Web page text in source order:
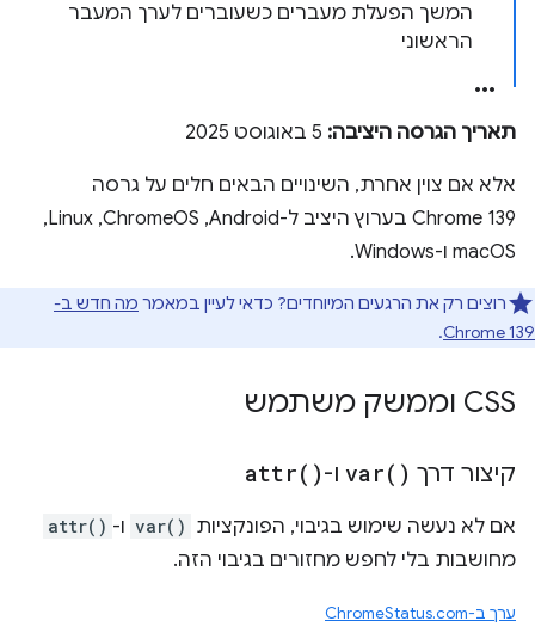
המשך הפעלת מעברים כשעוברים לערך המעבר
הראשוני
תאריך הגרסה היציבה:
אלא אם צוין אחרת, השינויים הבאים חלים על גרסה
Chrome 139 בערוץ היציב ל-Android‏, ChromeOS‏, Linux‏,
macOS ו-Windows.
רוצים רק את הרגעים המיוחדים? כדאי לעיין במאמר מה חדש ב-
Chrome 139
.
CSS וממשק משתמש
קיצור דרך var( ) ו- attr( )
אם לא נעשה שימוש בגיבוי, הפונקציות var() ו- attr()
מחושבות בלי לחפש מחזורים בגיבוי הזה.
ערך ב-ChromeStatus.com